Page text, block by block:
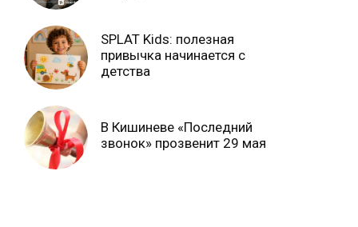
SPLAT Kids: полезная
привычка начинается с
детства
В Кишиневе «Последний
звонок» прозвенит 29 мая